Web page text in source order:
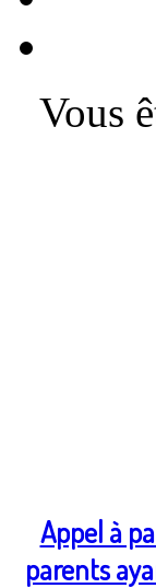
Vous
Appel à
parents